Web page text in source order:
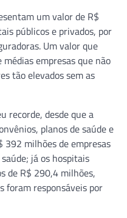
um valor de R$
públicos e privados, por
Um valor que
empresas que não
tão elevados sem as
recorde, desde que a
planos de saúde e
392 milhões de empresas
já os hospitais
de R$ 290,4 milhões,
foram responsáveis por